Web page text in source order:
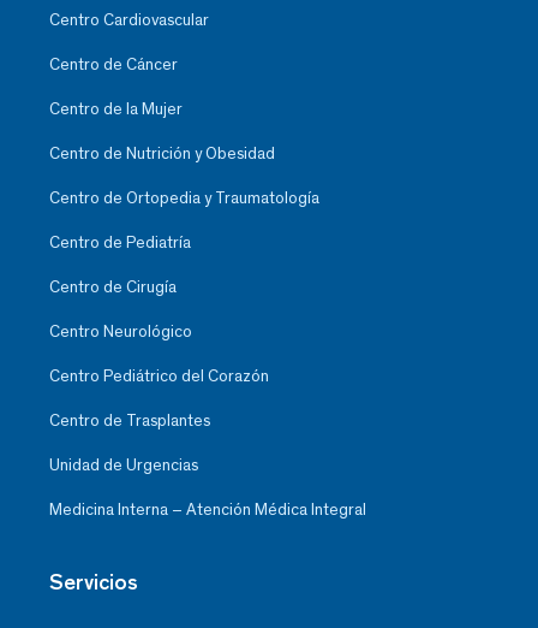
Centro Cardiovascular
Centro de Cáncer
Centro de la Mujer
Centro de Nutrición y Obesidad
Centro de Ortopedia y Traumatología
Centro de Pediatría
Centro de Cirugía
Centro Neurológico
Centro Pediátrico del Corazón
Centro de Trasplantes
Unidad de Urgencias
Medicina Interna – Atención Médica Integral
Servicios